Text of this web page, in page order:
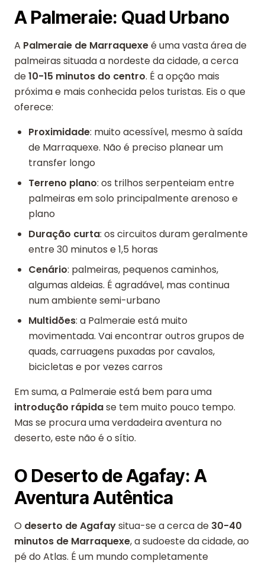
A Palmeraie: Quad Urbano
A Palmeraie de Marraquexeé uma vasta área de
palmeiras situada a nordeste da cidade, a cerca
de10-15 minutos do centro. É a opção mais
próxima e mais conhecida pelos turistas. Eis o que
oferece:
Proximidade: muito acessível, mesmo à saída
de Marraquexe. Não é preciso planear um
transfer longo
Terreno plano: os trilhos serpenteiam entre
palmeiras em solo principalmente arenoso e
plano
Duração curta: os circuitos duram geralmente
entre 30 minutos e 1,5 horas
Cenário: palmeiras, pequenos caminhos,
algumas aldeias. É agradável, mas continua
num ambiente semi-urbano
Multidões: a Palmeraie está muito
movimentada. Vai encontrar outros grupos de
quads, carruagens puxadas por cavalos,
bicicletas e por vezes carros
Em suma, a Palmeraie está bem para uma
introdução rápidase tem muito pouco tempo.
Mas se procura uma verdadeira aventura no
deserto, este não é o sítio.
O Deserto de Agafay: A
Aventura Autêntica
O deserto de Agafaysitua-se a cerca de 30-40
minutos de Marraquexe, a sudoeste da cidade, ao
pé do Atlas. É um mundo completamente